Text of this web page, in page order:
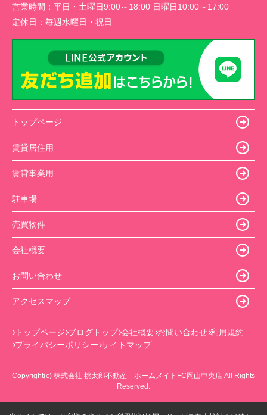
営業時間： 平日・土曜日9:00～18:00 日曜日10:00～17:00
定休日： 毎週水曜日・祝日
トップページ
賃貸居住用
賃貸事業用
駐車場
売買物件
会社概要
お問い合わせ
アクセスマップ
トップページ ブログトップ 会社概要 お問い合わせ 利用規約
プライバシーポリシー サイトマップ
Copyright(c) 株式会社 桃太郎不動産 ホームメイトFC岡山中央店 All Rights
Reserved.